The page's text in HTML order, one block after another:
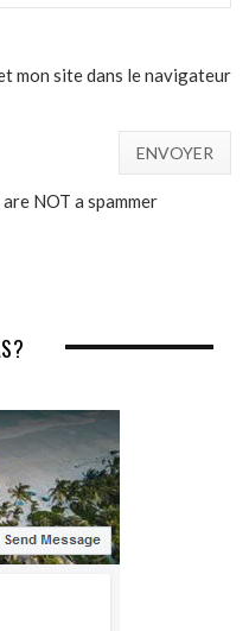
mon site dans le navigateur
NOT a spammer